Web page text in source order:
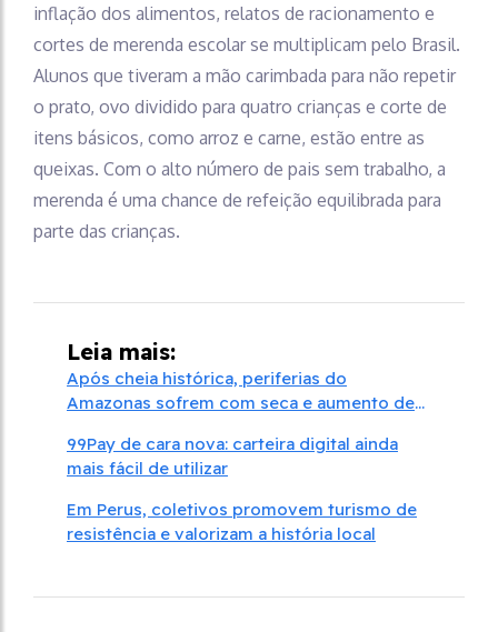
inflação dos alimentos, relatos de racionamento e
cortes de merenda escolar se multiplicam pelo Brasil.
Alunos que tiveram a mão carimbada para não repetir
o prato, ovo dividido para quatro crianças e corte de
itens básicos, como arroz e carne, estão entre as
queixas. Com o alto número de pais sem trabalho, a
merenda é uma chance de refeição equilibrada para
parte das crianças.
Leia mais:
Após cheia histórica, periferias do
Amazonas sofrem com seca e aumento de
99Pay de cara nova: carteira digital ainda
mais fácil de utilizar
Em Perus, coletivos promovem turismo de
resistência e valorizam a história local